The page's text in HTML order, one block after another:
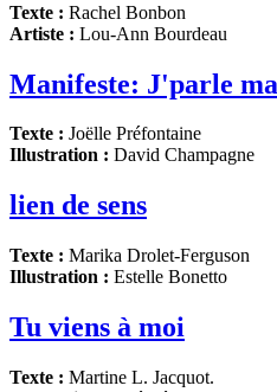
Texte : Rachel Bonbon
Artiste : Lou-Ann Bourdeau
Manifeste: J'parle
Texte : Joëlle Préfontaine
Illustration : David Champagne
lien de sens
Texte : Marika Drolet-Ferguson
Illustration : Estelle Bonetto
Tu viens à moi
Texte : Martine L. Jacquot.